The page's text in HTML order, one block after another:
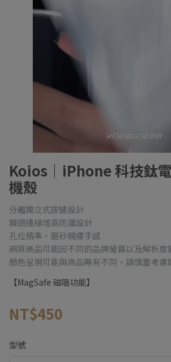
Koios｜iPhone 科技鈦
機殼
分離獨立式按鍵設計
鏡頭邊緣增高防護設計
孔位精準，磨砂親膚手感
網頁商品可能因不同的品牌螢幕以及解析度
顏色呈現可能與商品略有不同，請慎重考慮
【MagSafe 磁吸功能】
NT$450
型號